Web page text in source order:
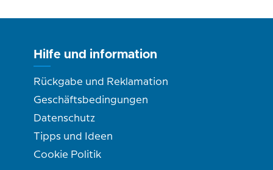
Hilfe und information
Rückgabe und Reklamation
Geschäftsbedingungen
Datenschutz
Tipps und Ideen
Cookie Politik